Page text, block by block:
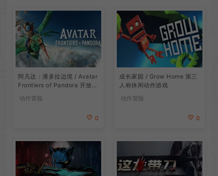
阿凡达：潘多拉边境 / Avatar
Frontiers of Pandora 开放世
动作冒险
0
成长家园 / Grow Home 第三
人称休闲动作游戏
动作冒险
0